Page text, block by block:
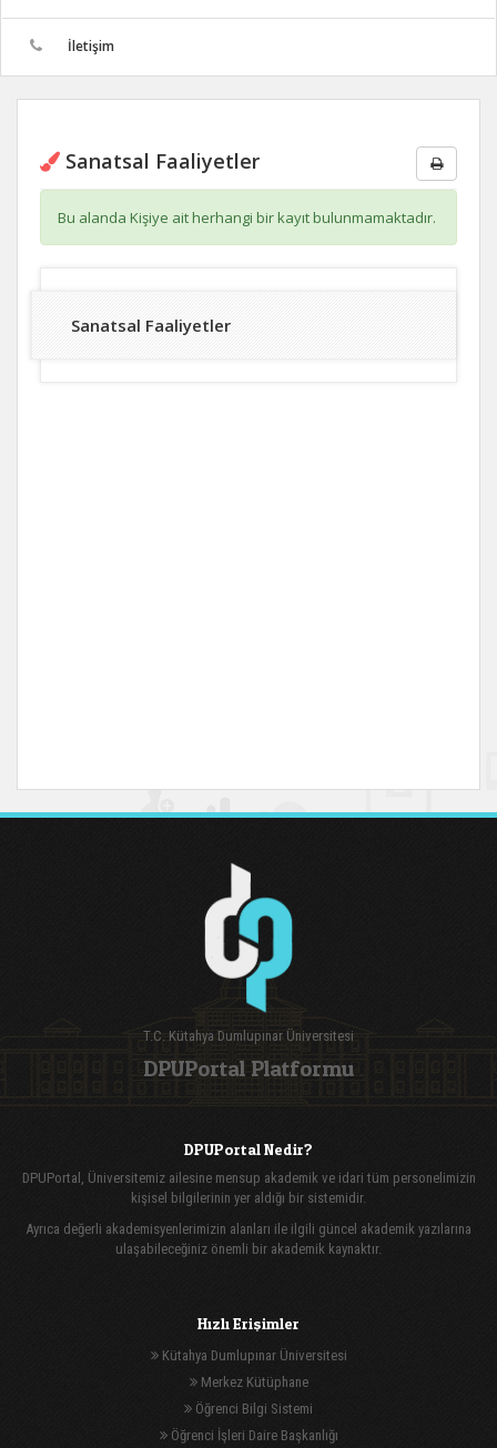
İletişim
Sanatsal Faaliyetler
Bu alanda Kişiye ait herhangi bir kayıt bulunmamaktadır.
Sanatsal Faaliyetler
T.C. Kütahya Dumlupınar Üniversitesi
DPUPortal Platformu
DPUPortal Nedir?
DPUPortal, Üniversitemiz ailesine mensup akademik ve idari tüm personelimizin
kişisel bilgilerinin yer aldığı bir sistemidir.
Ayrıca değerli akademisyenlerimizin alanları ile ilgili güncel akademik yazılarına
ulaşabileceğiniz önemli bir akademik kaynaktır.
Hızlı Erişimler
Kütahya Dumlupınar Üniversitesi
Merkez Kütüphane
Öğrenci Bilgi Sistemi
Öğrenci İşleri Daire Başkanlığı